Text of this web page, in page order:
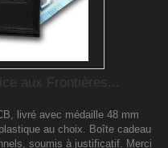
aux Frontières...
livré avec médaille 48 mm
au choix. Boîte cadeau
soumis à justificatif. Merci